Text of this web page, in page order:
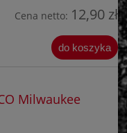
Cena netto: 12,90 zł
do koszyka
Milwaukee